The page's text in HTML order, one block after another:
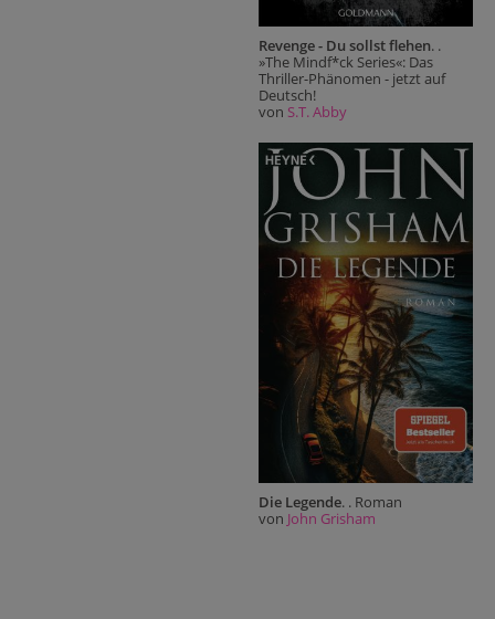
Revenge - Du sollst flehen. .
»The Mindf*ck Series«: Das
Thriller-Phänomen - jetzt auf
Deutsch!
von S.T. Abby
Die Legende. . Roman
von John Grisham